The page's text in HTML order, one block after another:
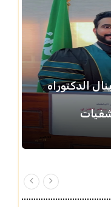
الدكتوراه